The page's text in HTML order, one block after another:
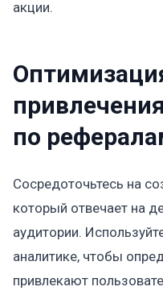
акции.
по
Сосредоточьтесь на
который отвечает на
аудитории.
аналитике, чтобы
привлекают